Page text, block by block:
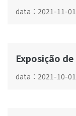
data ： 2021-11-01
data ： 2021-10-01